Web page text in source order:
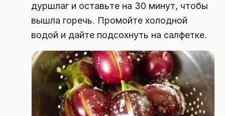
дуршлаг и оставьте на 30 минут, чтобы
вышла горечь. Промойте холодной
водой и дайте подсохнуть на салфетке.